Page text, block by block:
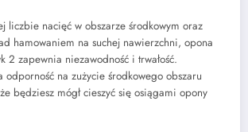
liczbie nacięć w obszarze środkowym oraz
hamowaniem na suchej nawierzchni, opona
2 zapewnia niezawodność i trwałość.
odporność na zużycie środkowego obszaru
będziesz mógł cieszyć się osiągami opony